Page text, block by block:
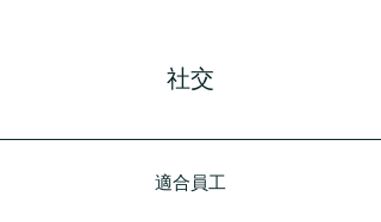
社交
適合員工